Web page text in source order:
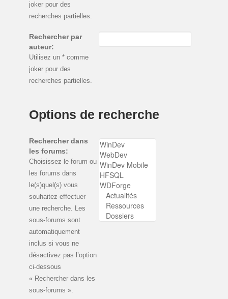
joker pour des
recherches partielles.
Rechercher par
auteur:
Utilisez un * comme
joker pour des
recherches partielles.
Options de recherche
Rechercher dans
les forums:
Choisissez le forum ou
les forums dans
le(s)quel(s) vous
souhaitez effectuer
une recherche. Les
sous-forums sont
automatiquement
inclus si vous ne
désactivez pas l’option
ci-dessous
« Rechercher dans les
sous-forums ».